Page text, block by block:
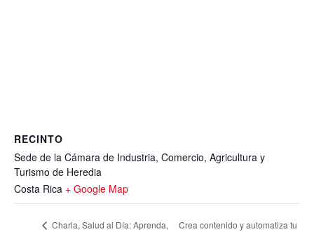
RECINTO
Sede de la Cámara de Industria, Comercio, Agricultura y
Turismo de Heredia
Costa Rica + Google Map
Charla, Salud al Día: Aprenda,
Crea contenido y automatiza tu